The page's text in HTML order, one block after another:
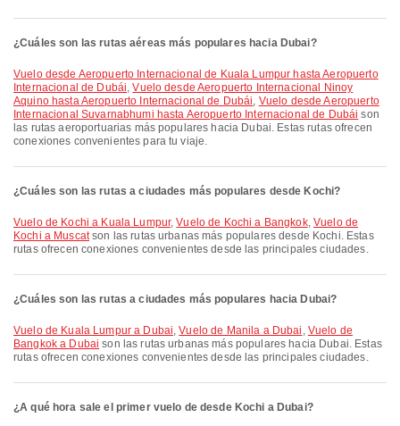
¿Cuáles son las rutas aéreas más populares hacia Dubai?
Vuelo desde Aeropuerto Internacional de Kuala Lumpur hasta Aeropuerto
Internacional de Dubái,Vuelo desde Aeropuerto Internacional Ninoy
Aquino hasta Aeropuerto Internacional de Dubái, Vuelo desde Aeropuerto
Internacional Suvarnabhumi hasta Aeropuerto Internacional de Dubái son
las rutas aeroportuarias más populares hacia Dubai. Estas rutas ofrecen
conexiones convenientes para tu viaje.
¿Cuáles son las rutas a ciudades más populares desde Kochi?
Vuelo de Kochi a Kuala Lumpur,Vuelo de Kochi a Bangkok, Vuelo de
Kochi a Muscatson las rutas urbanas más populares desde Kochi. Estas
rutas ofrecen conexiones convenientes desde las principales ciudades.
¿Cuáles son las rutas a ciudades más populares hacia Dubai?
Vuelo de Kuala Lumpur a Dubai,Vuelo de Manila a Dubai , Vuelo de
Bangkok a Dubai son las rutas urbanas más populares hacia Dubai. Estas
rutas ofrecen conexiones convenientes desde las principales ciudades.
¿A qué hora sale el primer vuelo de desde Kochi a Dubai?